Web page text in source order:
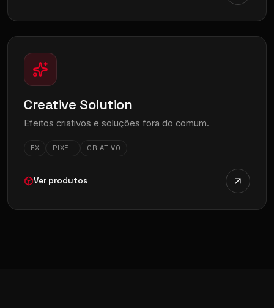
Creative Solution
Efeitos criativos e soluções fora do comum.
FX PIXEL CRIATIVO
Ver produtos